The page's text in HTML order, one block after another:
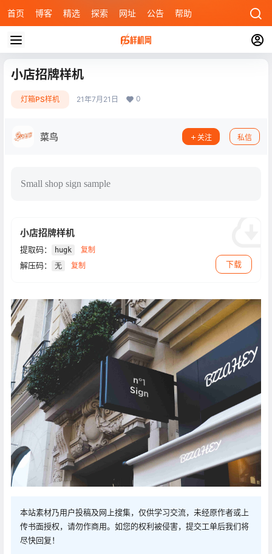
首页 博客 精选 探索 网址 公告 帮助
小店招牌样机
灯箱PS样机 21年7月21日 0
菜鸟 关注 私信
Small shop sign sample
小店招牌样机
提取码： hugk 复制
解压码： 无 复制 下载
本站素材乃用户投稿及网上搜集，仅供学习交流，未经原作者或上
传书面授权，请勿作商用。如您的权利被侵害，提交工单后我们将
尽快回复！